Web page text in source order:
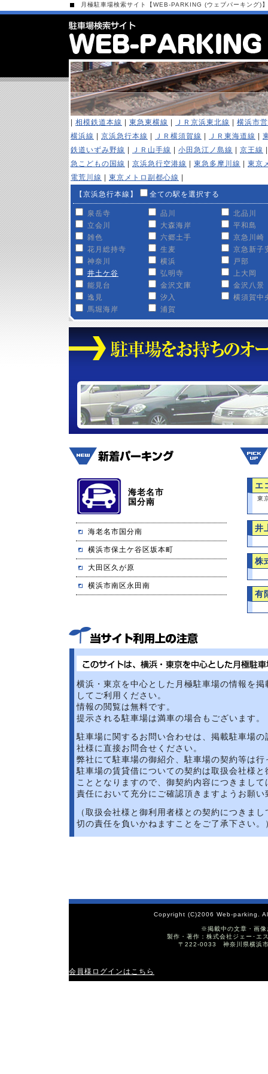
月極駐車場検索サイト【WEB-PARKING (ウェブパーキング
相模鉄道本線 東急東横線 ＪＲ京浜東北線
横浜市
横浜線
京浜急行本線 ＪＲ横須賀線 ＪＲ東海道線
鉄道いずみ野線
ＪＲ山手線 小田急江ノ島線 京王線
急こどもの国線
京浜急行空港線 東急多摩川線
東京
電荒川線
東京メトロ副都心線
【京浜急行本線】
全ての駅を選択する
泉岳寺 品川
北品川
立会川
大森海岸
平和島
雑色
六郷土手
京急川崎
花月総持寺
生麦
京急新子
神奈川
横浜
戸部
井土ケ谷
弘明寺
上大岡
能見台
金沢文庫
金沢八景
逸見
汐入
横須賀中
馬堀海岸
浦賀
海老名市
国分南
海老名市国分南
横浜市保土ケ谷区坂本町
大田区久が原
横浜市南区永田南
エ
東
井
株
有
横浜・東京を中心とした月極駐車場の情報を
してご利用ください。
情報の閲覧は無料です。
提示される駐車場は満車の場合もございます。
駐車場に関するお問い合わせは、掲載駐車場
社様に直接お問合せください。
弊社にて駐車場の御紹介、駐車場の契約等は
駐車場の賃貸借についての契約は取扱会社様
こととなりますので、御契約内容につきまし
責任において充分にご確認頂きますようお願い
（取扱会社様と御利用者様との契約につきま
切の責任を負いかねますことをご了承下さい。
Copyright (C)2006 Web-parking.
※掲載中の文章・画像
製作・著作：株式会社ジェー･
〒222-0033 神奈川県横浜
会員様ログインはこちら